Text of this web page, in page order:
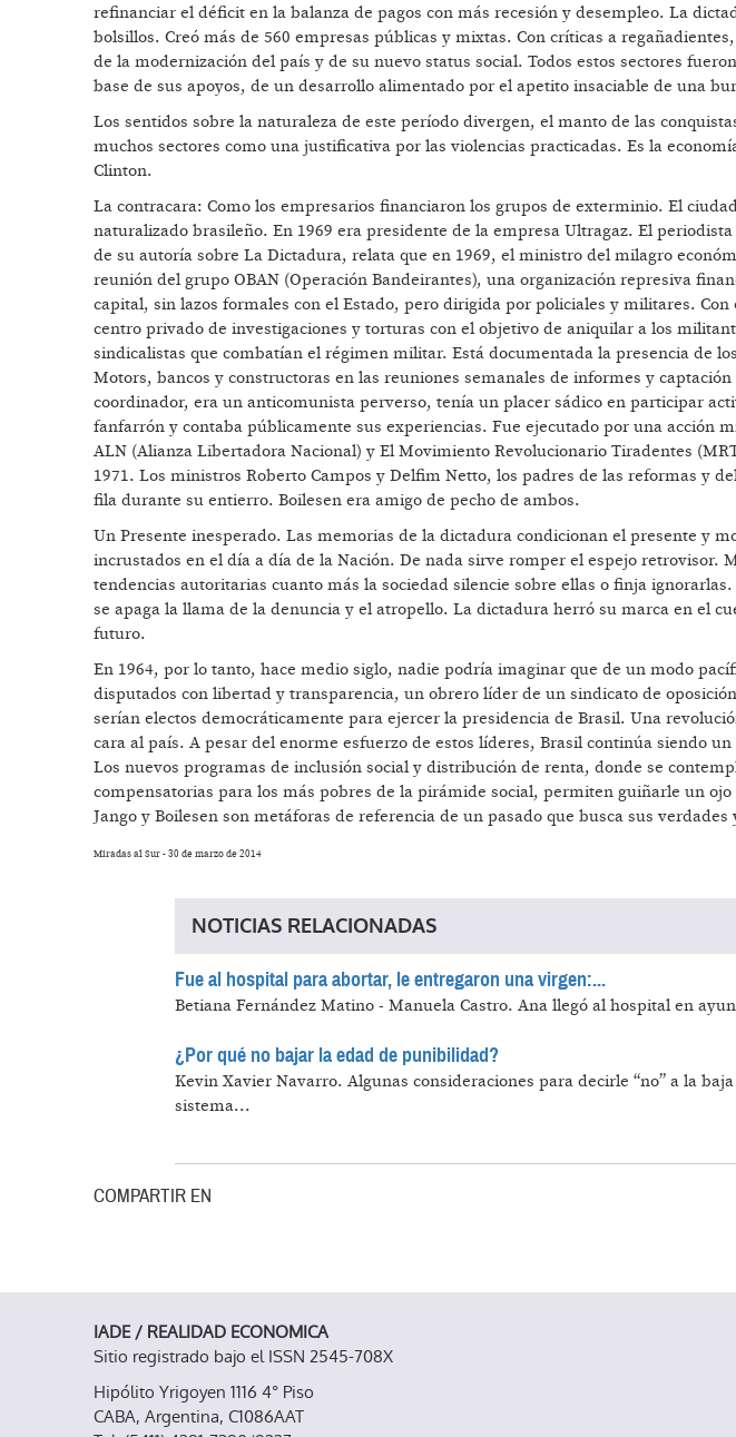
refinanciar el déficit en la balanza de pagos con más recesión y desempleo. La
bolsillos. Creó más de 560 empresas públicas y mixtas. Con críticas a
de la modernización del país y de su nuevo status social. Todos estos sectores
base de sus apoyos, de un desarrollo alimentado por el apetito insaciable de una
Los sentidos sobre la naturaleza de este período divergen, el manto de las
muchos sectores como una justificativa por las violencias practicadas. Es la
Clinton.
La contracara: Como los empresarios financiaron los grupos de exterminio. El
naturalizado brasileño. En 1969 era presidente de la empresa Ultragaz. El
de su autoría sobre La Dictadura, relata que en 1969, el ministro del milagro
reunión del grupo OBAN (Operación Bandeirantes), una organización represiva
capital, sin lazos formales con el Estado, pero dirigida por policiales y militares.
centro privado de investigaciones y torturas con el objetivo de aniquilar a los
sindicalistas que combatían el régimen militar. Está documentada la presencia de
Motors, bancos y constructoras en las reuniones semanales de informes y
coordinador, era un anticomunista perverso, tenía un placer sádico en participar
fanfarrón y contaba públicamente sus experiencias. Fue ejecutado por una acción
ALN (Alianza Libertadora Nacional) y El Movimiento Revolucionario Tiradentes
1971. Los ministros Roberto Campos y Delfim Netto, los padres de las reformas y
fila durante su entierro. Boilesen era amigo de pecho de ambos.
Un Presente inesperado. Las memorias de la dictadura condicionan el presente y
incrustados en el día a día de la Nación. De nada sirve romper el espejo retrovisor.
tendencias autoritarias cuanto más la sociedad silencie sobre ellas o finja
se apaga la llama de la denuncia y el atropello. La dictadura herró su marca en el
futuro.
En 1964, por lo tanto, hace medio siglo, nadie podría imaginar que de un modo
disputados con libertad y transparencia, un obrero líder de un sindicato de
serían electos democráticamente para ejercer la presidencia de Brasil. Una
cara al país. A pesar del enorme esfuerzo de estos líderes, Brasil continúa siendo
Los nuevos programas de inclusión social y distribución de renta, donde se
compensatorias para los más pobres de la pirámide social, permiten guiñarle un
Jango y Boilesen son metáforas de referencia de un pasado que busca sus verdades
Miradas al Sur - 30 de marzo de 2014
NOTICIAS RELACIONADAS
Fue al hospital para abortar, le entregaron una virgen:...
Betiana Fernández Matino - Manuela Castro. Ana llegó al hospital en
¿Por qué no bajar la edad de punibilidad?
Kevin Xavier Navarro. Algunas consideraciones para decirle “no” a la
sistema...
COMPARTIR EN
IADE / REALIDAD ECONOMICA
Sitio registrado bajo el ISSN 2545-708X
Hipólito Yrigoyen 1116 4° Piso
CABA, Argentina, C1086AAT